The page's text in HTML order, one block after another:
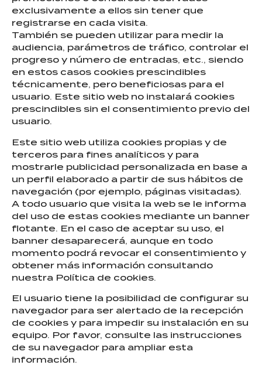
exclusivamente a ellos sin tener que
registrarse en cada visita.
También se pueden utilizar para medir la
audiencia, parámetros de tráfico, controlar el
progreso y número de entradas, etc., siendo
en estos casos cookies prescindibles
técnicamente, pero beneficiosas para el
usuario. Este sitio web no instalará cookies
prescindibles sin el consentimiento previo del
usuario.
Este sitio web utiliza cookies propias y de
terceros para fines analíticos y para
mostrarle publicidad personalizada en base a
un perfil elaborado a partir de sus hábitos de
navegación (por ejemplo, páginas visitadas).
A todo usuario que visita la web se le informa
del uso de estas cookies mediante un banner
flotante. En el caso de aceptar su uso, el
banner desaparecerá, aunque en todo
momento podrá revocar el consentimiento y
obtener más información consultando
nuestra Política de cookies.
El usuario tiene la posibilidad de configurar su
navegador para ser alertado de la recepción
de cookies y para impedir su instalación en su
equipo. Por favor, consulte las instrucciones
de su navegador para ampliar esta
información.